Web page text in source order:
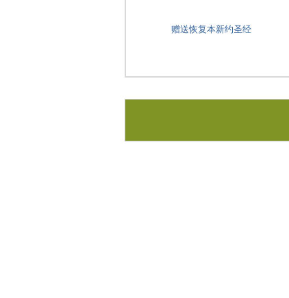
赠送恢复本新约圣经